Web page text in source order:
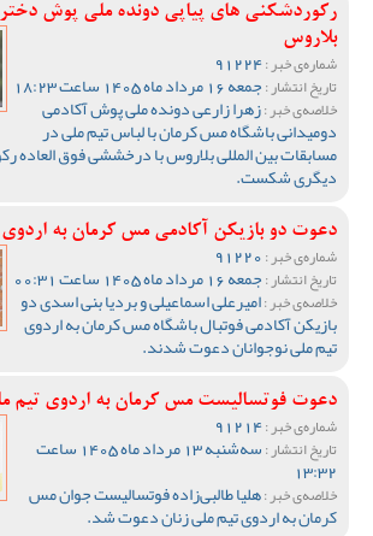
رکوردشکنی های پیاپی دونده ملی پوش
بلاروس
شماره‌ی خبر :
تاریخ انتشار :جمعه 16 مرداد ماه 1405 ساعت 18:23
خلاصه‌ی خبر :زهرا زارعی دونده ملی پوش آکادمی
دومیدانی باشگاه مس کرمان با لباس تیم ملی در
مسابقات بین المللی بلاروس با درخششی فوق العاده
دیگری شکست.
دعوت دو بازیکن آکادمی مس کرمان به اردوی
شماره‌ی خبر :
تاریخ انتشار :جمعه 16 مرداد ماه 1405 ساعت 00:31
خلاصه‌ی خبر :امیرعلی اسماعیلی و بردیا بنی اسدی دو
بازیکن آکادمی فوتبال باشگاه مس کرمان به اردوی
تیم ملی نوجوانان دعوت شدند.
دعوت فوتسالیست مس کرمان به اردوی تیم
شماره‌ی خبر :
تاریخ انتشار : سه‌شنبه 13 مرداد ماه 1405 ساعت
13:32
خلاصه‌ی خبر :هلیا طالبی‌زاده فوتسالیست جوان مس
کرمان به اردوی تیم ملی زنان دعوت شد.